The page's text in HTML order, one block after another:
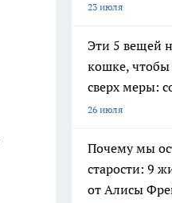
23 июля
Эти 5 вещей
кошке, чтобы
сверх меры:
26 июля
Почему мы
старости: 9
от Алисы